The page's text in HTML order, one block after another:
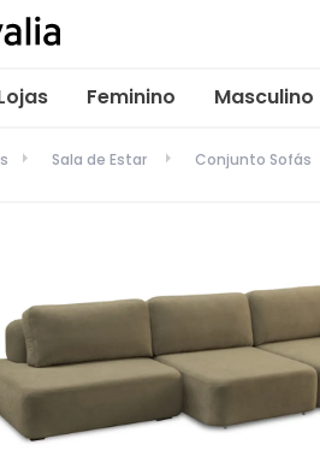
Feminino Masculino
Sala de Estar Conjunto Sofás